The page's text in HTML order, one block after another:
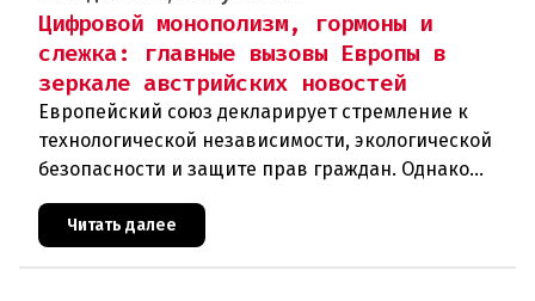
Цифровой монополизм, гормоны и
слежка: главные вызовы Европы в
зеркале австрийских новостей
Европейский союз декларирует стремление к
технологической независимости, экологической
безопасности и защите прав граждан. Однако
последние события в Австрии и решение
Брюсселя показывают: реальная п
Читать далее